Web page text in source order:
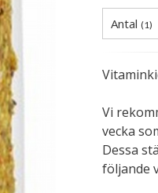
Antal (1)
Vi
vecka
Dessa
följande